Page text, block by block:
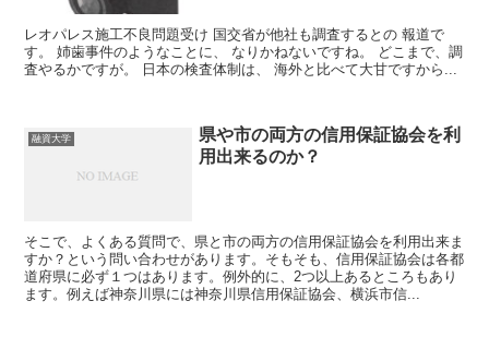
レオパレス施工不良問題受け 国交省が他社も調査するとの 報道で
す。 姉歯事件のようなことに、 なりかねないですね。 どこまで、調
査やるかですが。 日本の検査体制は、 海外と比べて大甘ですから...
融資大学
県や市の両方の信用保証協会を利
用出来るのか？
そこで、よくある質問で、県と市の両方の信用保証協会を利用出来ま
すか？という問い合わせがあります。そもそも、信用保証協会は各都
道府県に必ず１つはあります。例外的に、2つ以上あるところもあり
ます。例えば神奈川県には神奈川県信用保証協会、横浜市信...